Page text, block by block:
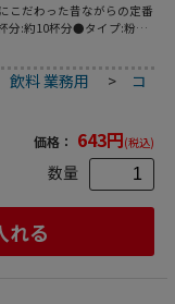
こだわった昔ながらの定番
分:約10杯分●タイプ:粉タ
率:対象●メーカーの都合
飲料 業務用 > コ
価格： 643円(税込)
数量
れる